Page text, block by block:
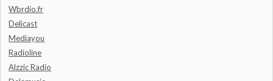
Wbrdio.fr
Delicast
Mediayou
Radioline
Alzzic Radio